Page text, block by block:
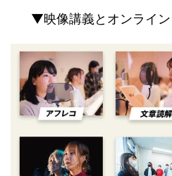
▼映像講義とオンライン